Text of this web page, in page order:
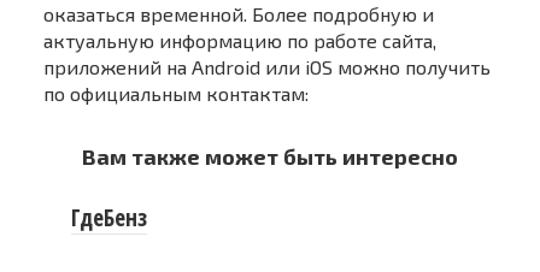
оказаться временной. Более подробную и
актуальную информацию по работе сайта,
приложений на Android или iOS можно получить
по официальным контактам:
Вам также может быть интересно
ГдеБенз